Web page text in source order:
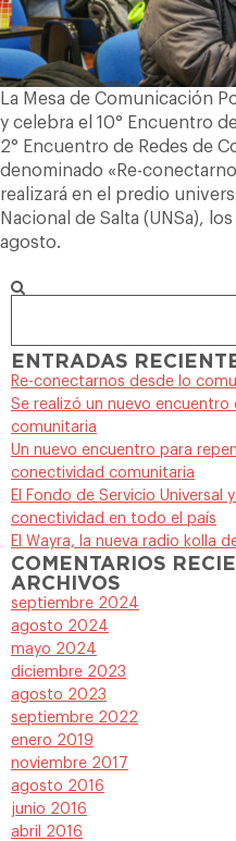
La Mesa de Comunicación
y celebra el 10° Encuentro
2° Encuentro de Redes de
denominado «Re-
realizará en el predio
Nacional de Salta (UNSa),
agosto.
ENTRADAS
Re-conectarnos desde lo
Se realizó un nuevo
comunitaria
Un nuevo encuentro para
conectividad comunitaria
El Fondo de Servicio Universal
conectividad en todo el país
El Wayra, la nueva radio kolla
COMENTARIOS
ARCHIVOS
septiembre 2024
agosto 2024
mayo 2024
diciembre 2023
agosto 2023
septiembre 2022
enero 2019
noviembre 2017
agosto 2016
junio 2016
abril 2016